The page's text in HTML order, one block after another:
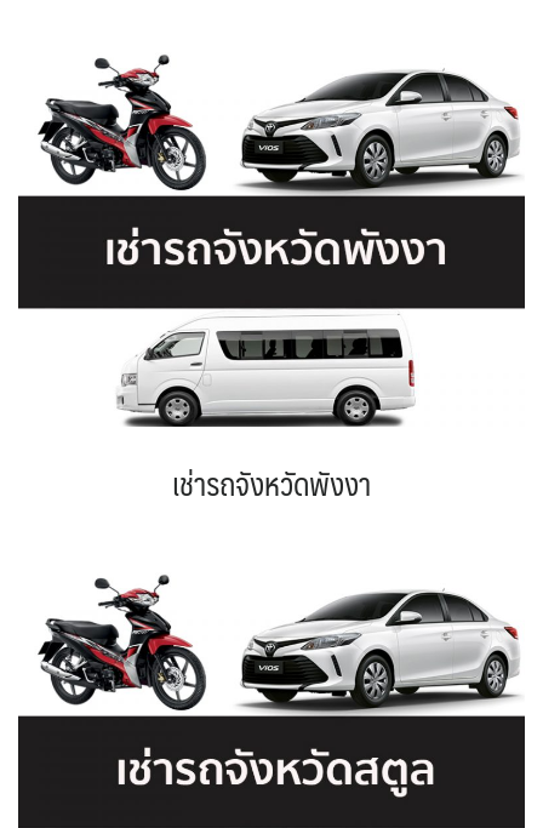
เช่ารถจังหวัดพังงา